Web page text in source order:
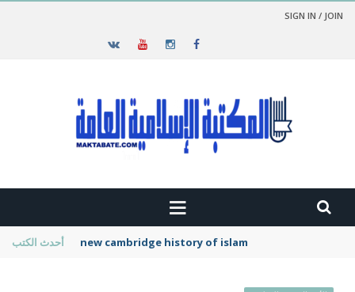
SIGN IN / JOIN
أحدث الكتب new cambridge history of islam